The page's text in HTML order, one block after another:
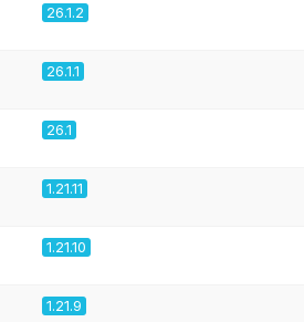
26.1.2
26.1.1
26.1
1.21.11
1.21.10
1.21.9